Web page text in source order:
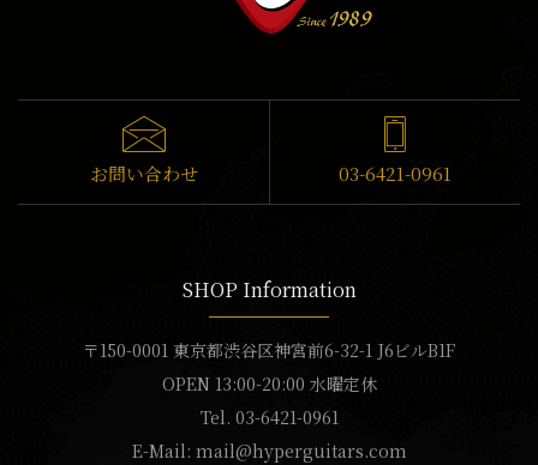
お問い合わせ 03-6421-0961
SHOP Information
〒150-0001 東京都渋谷区神宮前6-32-1 J6ビルB1F
OPEN 13:00-20:00 水曜定休
Tel. 03-6421-0961
E-Mail: mail@hyperguitars.com